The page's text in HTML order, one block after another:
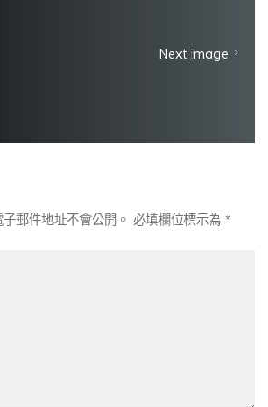
Next image
郵件地址不會公開。 必填欄位標示為*